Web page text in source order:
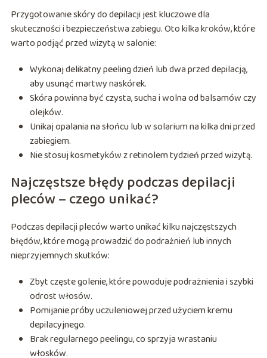
Przygotowanie skóry do depilacji jest kluczowe dla
skuteczności i bezpieczeństwa zabiegu. Oto kilka kroków, które
warto podjąć przed wizytą w salonie:
Wykonaj delikatny peeling dzień lub dwa przed depilacją,
aby usunąć martwy naskórek.
Skóra powinna być czysta, sucha i wolna od balsamów czy
olejków.
Unikaj opalania na słońcu lub w solarium na kilka dni przed
zabiegiem.
Nie stosuj kosmetyków z retinolem tydzień przed wizytą.
Najczęstsze błędy podczas depilacji
pleców – czego unikać?
Podczas depilacji pleców warto unikać kilku najczęstszych
błędów, które mogą prowadzić do podrażnień lub innych
nieprzyjemnych skutków:
Zbyt częste golenie, które powoduje podrażnienia i szybki
odrost włosów.
Pomijanie próby uczuleniowej przed użyciem kremu
depilacyjnego.
Brak regularnego peelingu, co sprzyja wrastaniu
włosków.